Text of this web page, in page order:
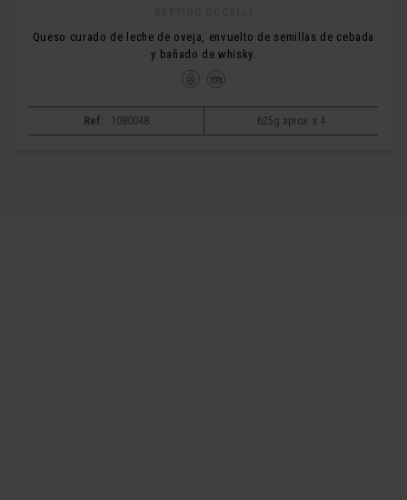
Queso curado de leche de oveja, envuelto de semillas de cebada
y bañado de whisky.
Ref: 1080048 625g aprox. x 4